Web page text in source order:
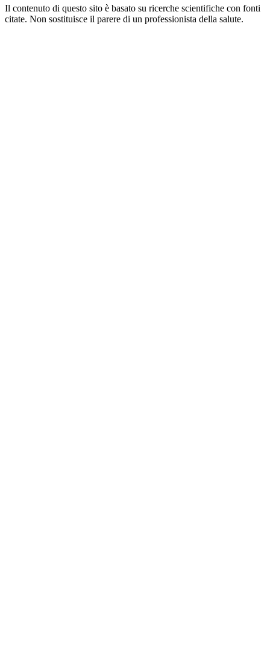
Il contenuto di questo sito è basato su ricerche scientifiche con fonti
citate. Non sostituisce il parere di un professionista della salute.